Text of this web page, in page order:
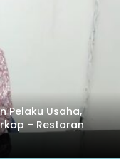
Pelaku Usaha,
– Restoran